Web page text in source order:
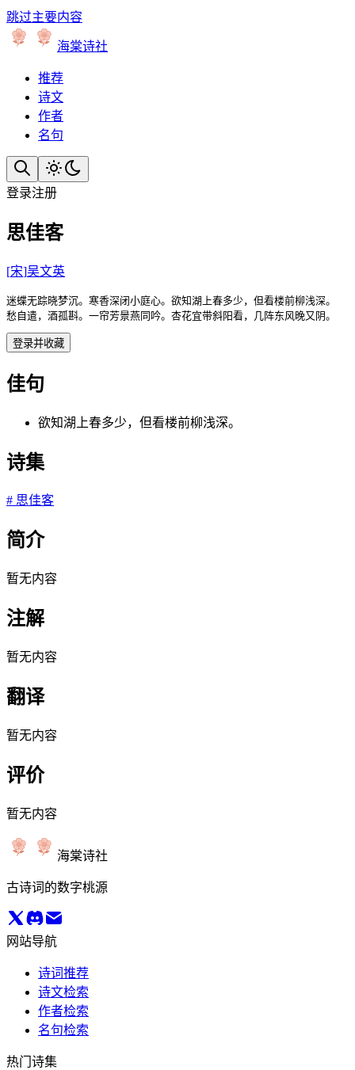
跳过主要内容
海棠诗社
推荐
诗文
作者
名句
登录注册
思佳客
[宋]吴文英
迷蝶无踪晓梦沉。寒香深闭小庭心。欲知湖上春多少，但看楼前柳浅深。
愁自遣，酒孤斟。一帘芳景燕同吟。杏花宜带斜阳看，几阵东风晚又阴。
登录并收藏
佳句
欲知湖上春多少，但看楼前柳浅深。
诗集
# 思佳客
简介
暂无内容
注解
暂无内容
翻译
暂无内容
评价
暂无内容
海棠诗社
古诗词的数字桃源
网站导航
诗词推荐
诗文检索
作者检索
名句检索
热门诗集